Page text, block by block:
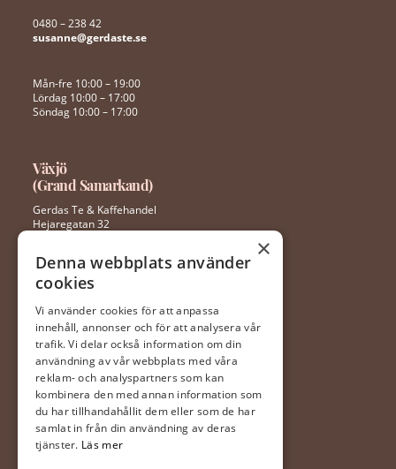
0480 – 238 42
susanne@gerdaste.se
Mån-fre 10:00 – 19:00
Lördag 10:00 – 17:00
Söndag 10:00 – 17:00
Växjö
(Grand Samarkand)
Gerdas Te & Kaffehandel
Hejaregatan 32
0470 – 281 44
Mån-fre 10:00 – 20:00
Lördag 10:00 – 18:00
Söndag 10:00 – 18:00
Halmstad
(Hallarna)
×
Denna webbplats använder
cookies
Vi använder cookies för att anpassa
innehåll, annonser och för att analysera vår
trafik. Vi delar också information om din
användning av vår webbplats med våra
reklam- och analyspartners som kan
kombinera den med annan information som
du har tillhandahållit dem eller som de har
samlat in från din användning av deras
tjänster. Läs mer